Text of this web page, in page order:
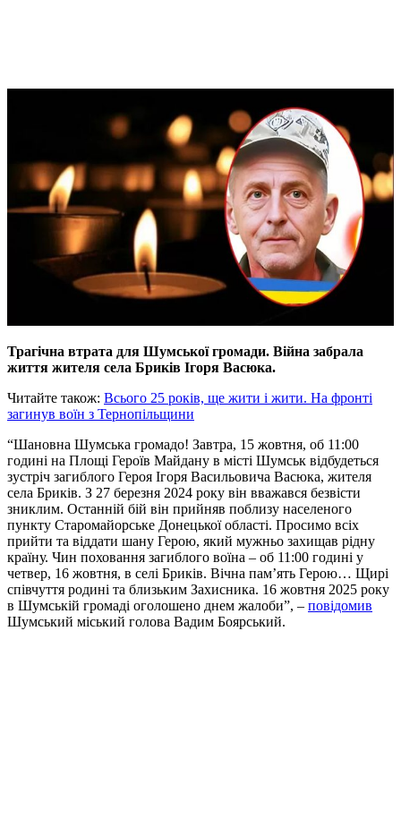
Трагічна втрата для Шумської громади. Війна забрала
життя жителя села Бриків Ігоря Васюка.
Читайте також: Всього 25 років, ще жити і жити. На фронті
загинув воїн з Тернопільщини
“Шановна Шумська громадо! Завтра, 15 жовтня, об 11:00
годині на Площі Героїв Майдану в місті Шумськ відбудеться
зустріч загиблого Героя Ігоря Васильовича Васюка, жителя
села Бриків. З 27 березня 2024 року він вважався безвісти
зниклим. Останній бій він прийняв поблизу населеного
пункту Старомайорське Донецької області. Просимо всіх
прийти та віддати шану Герою, який мужньо захищав рідну
країну. Чин поховання загиблого воїна – об 11:00 годині у
четвер, 16 жовтня, в селі Бриків. Вічна пам’ять Герою… Щирі
співчуття родині та близьким Захисника. 16 жовтня 2025 року
в Шумській громаді оголошено днем жалоби”, – повідомив
Шумський міський голова Вадим Боярський.